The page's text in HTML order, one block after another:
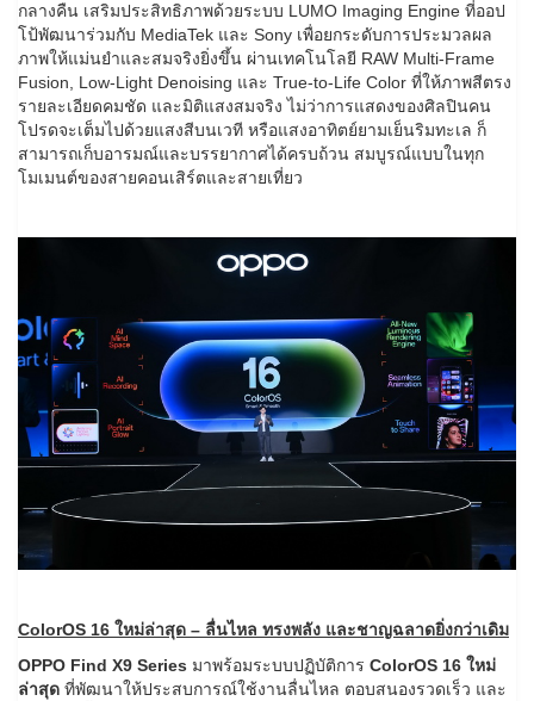
กลางคืน เสริมประสิทธิภาพด้วยระบบ LUMO Imaging Engine ที่ออป
โป้พัฒนาร่วมกับ MediaTek และ Sony เพื่อยกระดับการประมวลผล
ภาพให้แม่นยำและสมจริงยิ่งขึ้น ผ่านเทคโนโลยี RAW Multi-Frame
Fusion, Low-Light Denoising และ True-to-Life Color ที่ให้ภาพสีตรง
รายละเอียดคมชัด และมิติแสงสมจริง ไม่ว่าการแสดงของศิลปินคน
โปรดจะเต็มไปด้วยแสงสีบนเวที หรือแสงอาทิตย์ยามเย็นริมทะเล ก็
สามารถเก็บอารมณ์และบรรยากาศได้ครบถ้วน สมบูรณ์แบบในทุก
โมเมนต์ของสายคอนเสิร์ตและสายเที่ยว
ColorOS 16 ใหม่ล่าสุด – ลื่นไหล ทรงพลัง และชาญฉลาดยิ่งกว่าเดิม
OPPO Find X9 Series มาพร้อมระบบปฏิบัติการ ColorOS 16 ใหม่
ล่าสุด ที่พัฒนาให้ประสบการณ์ใช้งานลื่นไหล ตอบสนองรวดเร็ว และ